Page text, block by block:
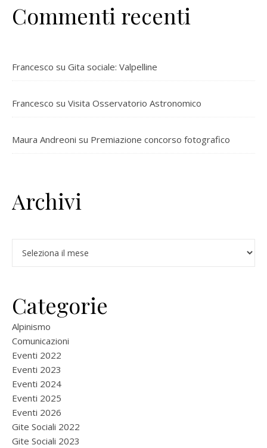
Commenti recenti
Francesco su Gita sociale: Valpelline
Francesco su Visita Osservatorio Astronomico
Maura Andreoni su Premiazione concorso fotografico
Archivi
Archivi
Categorie
Alpinismo
Comunicazioni
Eventi 2022
Eventi 2023
Eventi 2024
Eventi 2025
Eventi 2026
Gite Sociali 2022
Gite Sociali 2023